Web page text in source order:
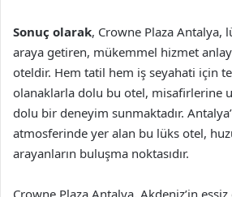
Sonuç olarak, Crowne Plaza Antalya,
araya getiren, mükemmel hizmet
oteldir. Hem tatil hem iş seyahati için
olanaklarla dolu bu otel, misafirlerine
dolu bir deneyim sunmaktadır.
atmosferinde yer alan bu lüks otel,
arayanların buluşma noktasıdır.
Crowne Plaza Antalya, Akdeniz’in